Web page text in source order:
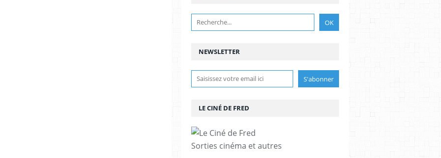
NEWSLETTER
LE CINÉ DE FRED
Sorties cinéma et autres